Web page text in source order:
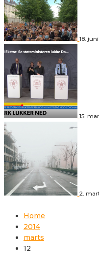
18.
15.
2.
Home
2014
marts
12